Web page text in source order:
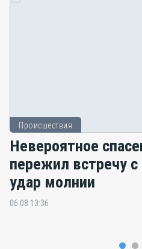
Происшествия
Невероятное
пережил встречу
удар молнии
06.08 13:36